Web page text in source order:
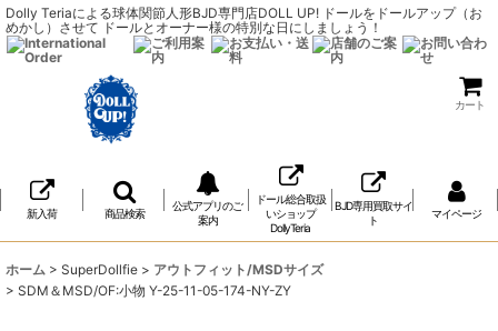
Dolly Teriaによる球体関節人形BJD専門店DOLL UP! ドールをドールアップ（お
めかし）させて ドールとオーナー様の特別な日にしましょう！
カート
新入荷 商品検索
公式アプリのご
案内
ドール総合取扱
いショップ
DollyTeria
BJD専用買取サイ
ト
マイページ
ホーム > SuperDollfie > アウトフィット/MSDサイズ
> SDM＆MSD/OF:小物 Y-25-11-05-174-NY-ZY